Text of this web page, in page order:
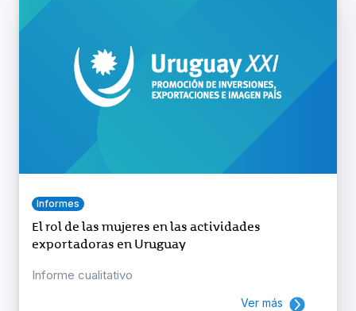
Informes
El rol de las mujeres en las actividades
exportadoras en Uruguay
Informe cualitativo
Ver más